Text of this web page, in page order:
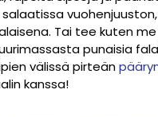
Tai tee kuten
punaisia
välissä pirteän
kanssa!